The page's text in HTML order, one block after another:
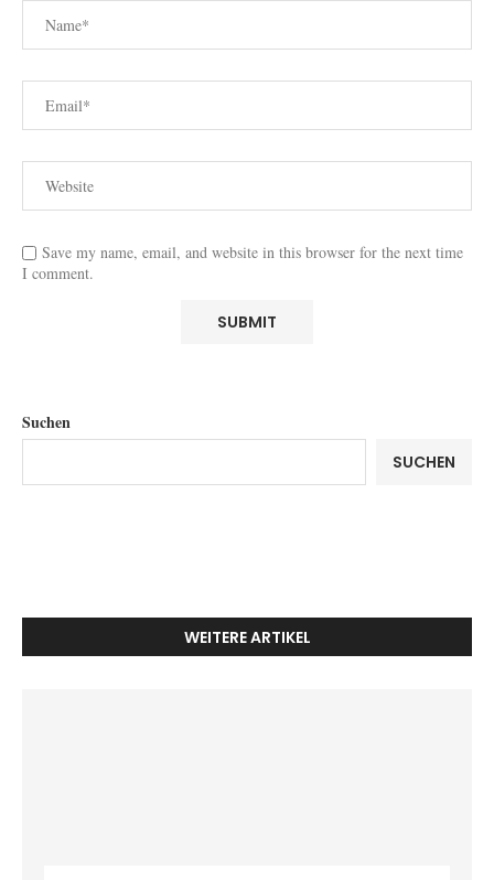
Save my name, email, and website in this browser for the next time
I comment.
Suchen
SUCHEN
WEITERE ARTIKEL